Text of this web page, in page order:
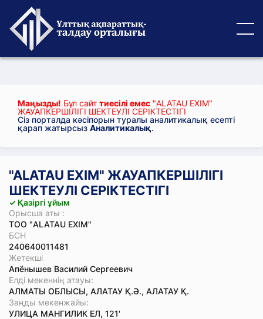
Маңызды! Бұл сайт тиесілі емес "ALATAU EXIM"
ЖАУАПКЕРШІЛІГІ ШЕКТЕУЛІ СЕРІКТЕСТІГІ
Сіз порталда кәсіпорын туралы аналитикалық есепті
қарап жатырсыз Аналитикалық.
"ALATAU EXIM" ЖАУАПКЕРШІЛІГІ
ШЕКТЕУЛІ СЕРІКТЕСТІГІ
✓ Қазіргі ұйым
Орысша аты :
ТОО "ALATAU EXIM"
БСН
240640011481
Жетекші
Апёнышев Василий Сергеевич
Елді мекеннің атауы:
АЛМАТЫ ОБЛЫСЫ, АЛАТАУ Қ.Ә., АЛАТАУ Қ.
Заңды мекенжайы:
УЛИЦА МАНГИЛИК ЕЛ, 121'